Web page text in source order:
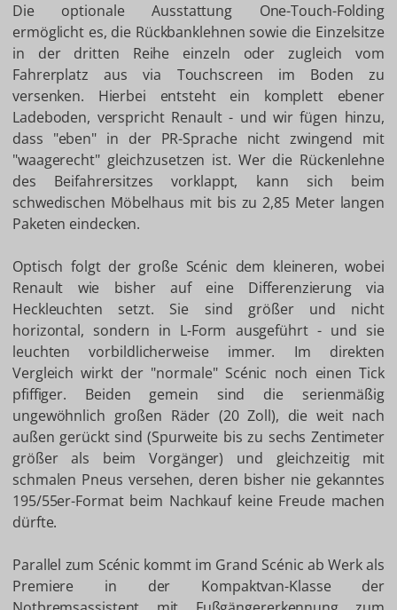
Die optionale Ausstattung One-Touch-Folding
ermöglicht es, die Rückbanklehnen sowie die Einzelsitze
in der dritten Reihe einzeln oder zugleich vom
Fahrerplatz aus via Touchscreen im Boden zu
versenken. Hierbei entsteht ein komplett ebener
Ladeboden, verspricht Renault - und wir fügen hinzu,
dass "eben" in der PR-Sprache nicht zwingend mit
"waagerecht" gleichzusetzen ist. Wer die Rückenlehne
des Beifahrersitzes vorklappt, kann sich beim
schwedischen Möbelhaus mit bis zu 2,85 Meter langen
Paketen eindecken.
Optisch folgt der große Scénic dem kleineren, wobei
Renault wie bisher auf eine Differenzierung via
Heckleuchten setzt. Sie sind größer und nicht
horizontal, sondern in L-Form ausgeführt - und sie
leuchten vorbildlicherweise immer. Im direkten
Vergleich wirkt der "normale" Scénic noch einen Tick
pfiffiger. Beiden gemein sind die serienmäßig
ungewöhnlich großen Räder (20 Zoll), die weit nach
außen gerückt sind (Spurweite bis zu sechs Zentimeter
größer als beim Vorgänger) und gleichzeitig mit
schmalen Pneus versehen, deren bisher nie gekanntes
195/55er-Format beim Nachkauf keine Freude machen
dürfte.
Parallel zum Scénic kommt im Grand Scénic ab Werk als
Premiere in der Kompaktvan-Klasse der